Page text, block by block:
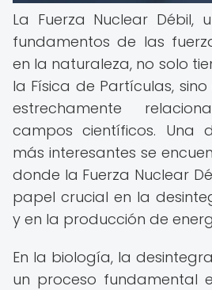
La Fuerza Nuclear Débil,
fundamentos de las
en la naturaleza, no solo
la Física de Partículas,
estrechamente
campos científicos. Una
más interesantes se
donde la Fuerza Nuclear
papel crucial en la
y en la producción de
En la biología, la
un proceso fundamental